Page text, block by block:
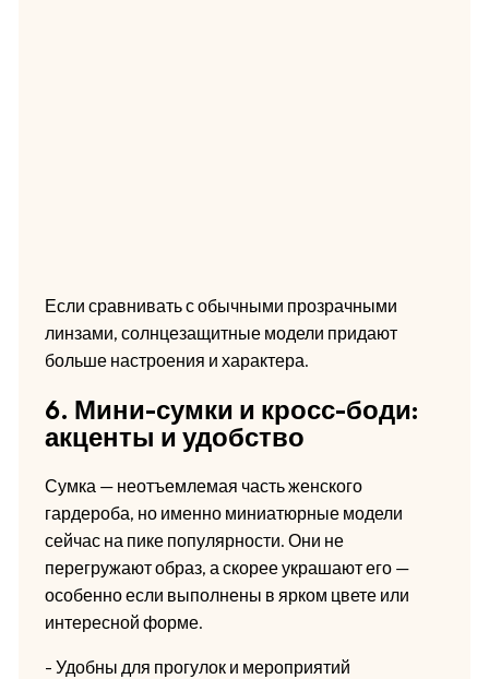
Если сравнивать с обычными прозрачными
линзами, солнцезащитные модели придают
больше настроения и характера.
6. Мини-сумки и кросс-боди:
акценты и удобство
Сумка — неотъемлемая часть женского
гардероба, но именно миниатюрные модели
сейчас на пике популярности. Они не
перегружают образ, а скорее украшают его —
особенно если выполнены в ярком цвете или
интересной форме.
- Удобны для прогулок и мероприятий